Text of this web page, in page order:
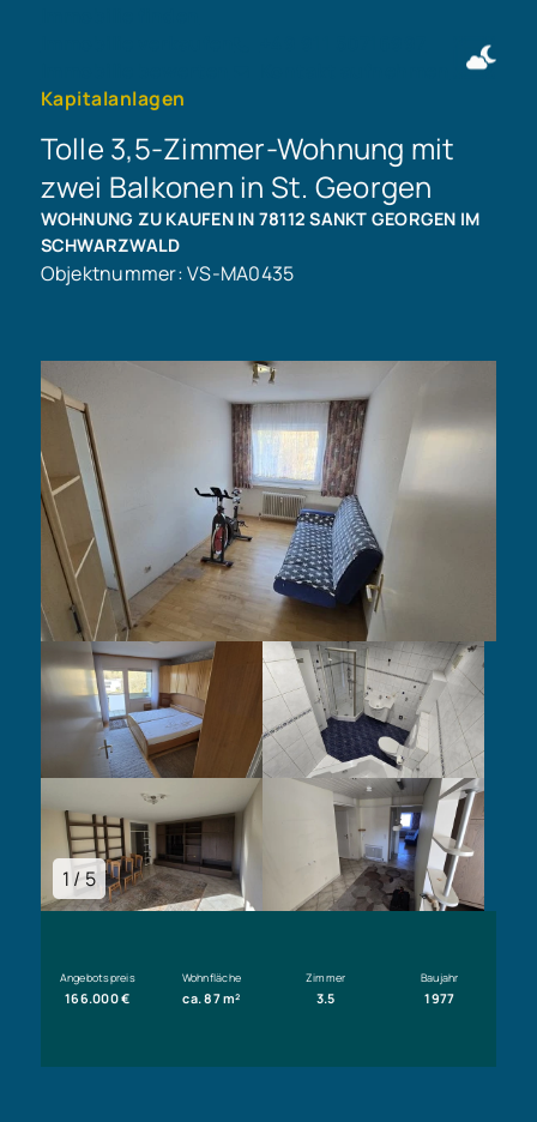
Kapitalanlagen
Tolle 3,5-Zimmer-Wohnung mit
zwei Balkonen in St. Georgen
WOHNUNG ZU KAUFEN IN 78112 SANKT GEORGEN IM
SCHWARZWALD
Objektnummer: VS-MA0435
1 / 5
Angebotspreis
166.000 €
Wohnfläche
ca. 87 m²
Zimmer
3.5
Baujahr
1977